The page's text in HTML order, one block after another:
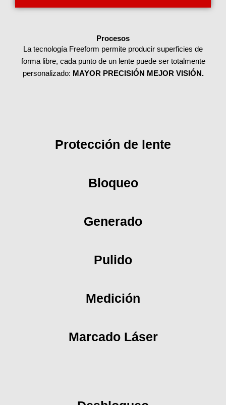
Procesos
La tecnología Freeform permite producir superficies de
forma libre, cada punto de un lente puede ser totalmente
personalizado: MAYOR PRECISIÓN MEJOR VISIÓN.
Protección de lente
Bloqueo
Generado
Pulido
Medición
Marcado Láser